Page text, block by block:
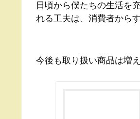
日頃から僕たちの生活を
れる工夫は、消費者から
今後も取り扱い商品は増